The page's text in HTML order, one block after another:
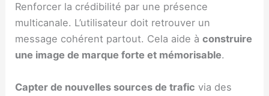
Renforcer la crédibilité par une présence
multicanale. L’utilisateur doit retrouver un
message cohérent partout. Cela aide àconstruire
une image de marque forte et mémorisable.
Capter de nouvelles sources de trafic via des